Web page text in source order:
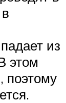
из
этом
поэтому